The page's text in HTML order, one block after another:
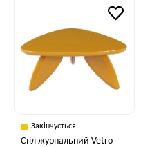
Закінчується
Стіл журнальний Vetro